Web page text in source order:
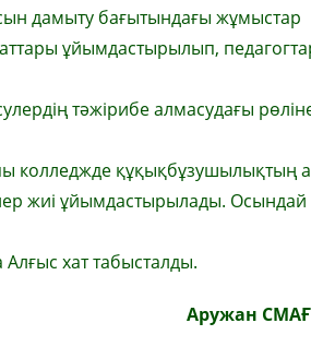
дамыту бағытындағы жұмыстар
ұйымдастырылып,
тәжірибе алмасудағы
колледжде құқықбұзушылықтың
жиі ұйымдастырылады. Осындай
хат табысталды.
Аружан